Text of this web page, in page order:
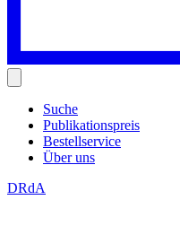
Suche
Publikationspreis
Bestellservice
Über uns
DRdA